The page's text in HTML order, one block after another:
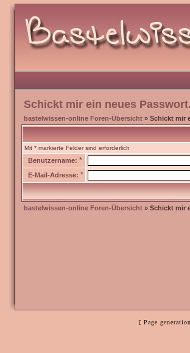
Schickt mir ein neues Passwort.
bastelwissen-online Foren-Übersicht » Schickt mir
Mit * markierte Felder sind erforderlich
Benutzername: *
E-Mail-Adresse: *
bastelwissen-online Foren-Übersicht » Schickt mir
[ Page